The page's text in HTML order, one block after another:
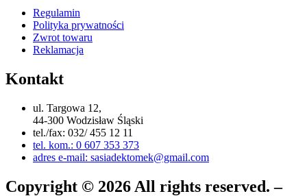
Regulamin
Polityka prywatności
Zwrot towaru
Reklamacja
Kontakt
ul. Targowa 12,
44-300 Wodzisław Śląski
tel./fax: 032/ 455 12 11
tel. kom.: 0 607 353 373
adres e-mail: sasiadektomek@gmail.com
Copyright © 2026 All rights reserved. –